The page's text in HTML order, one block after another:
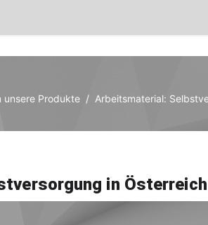
unsere Produkte Arbeitsmaterial:
in Österreich